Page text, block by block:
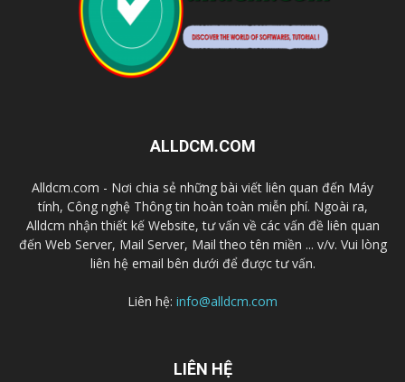
ALLDCM.COM
Alldcm.com - Nơi chia sẻ những bài viết liên quan đến Máy
tính, Công nghệ Thông tin hoàn toàn miễn phí. Ngoài ra,
Alldcm nhận thiết kế Website, tư vấn về các vấn đề liên quan
đến Web Server, Mail Server, Mail theo tên miền ... v/v. Vui lòng
liên hệ email bên dưới để được tư vấn.
Liên hệ: info@alldcm.com
LIÊN HỆ